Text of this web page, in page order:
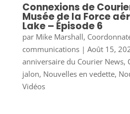
Connexions de
Musée de la Force
Lake – Épisode 6
par Mike Marshall,
communications| Août 15,
anniversaire du Courier News,
jalon, Nouvelles en vedette,
Vidéos